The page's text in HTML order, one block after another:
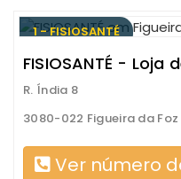
1 - FISIOSANTÉ
FISIOSANTÉ - Loja
R. Índia 8
3080-022 Figueira da Foz
Ver número